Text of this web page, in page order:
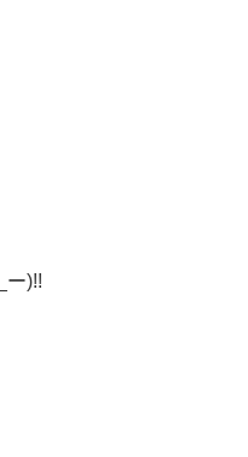
ー)!!